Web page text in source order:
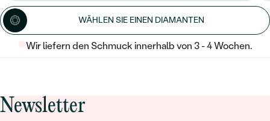
WÄHLEN SIE EINEN DIAMANTEN
Wir liefern den Schmuck innerhalb von 3 - 4 Wochen.
Newsletter